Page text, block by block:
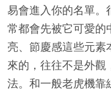
易會進入你的名單。
常都會先被它可愛的
亮、節慶感這些元
來的，往往不是外
法。和一般老虎機靠